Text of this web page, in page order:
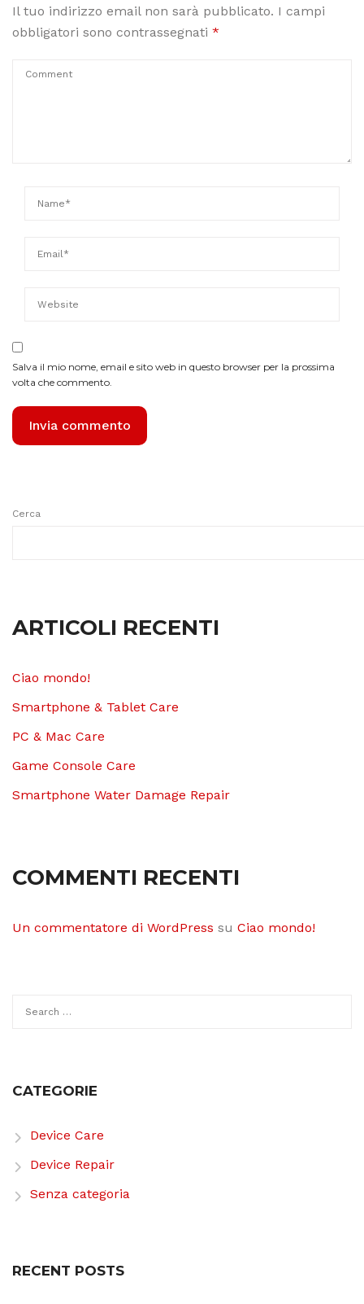
Il tuo indirizzo email non sarà pubblicato. I campi
obbligatori sono contrassegnati *
Salva il mio nome, email e sito web in questo browser per la prossima
volta che commento.
Cerca
ARTICOLI RECENTI
Ciao mondo!
Smartphone & Tablet Care
PC & Mac Care
Game Console Care
Smartphone Water Damage Repair
COMMENTI RECENTI
Un commentatore di WordPress su Ciao mondo!
CATEGORIE
Device Care
Device Repair
Senza categoria
RECENT POSTS